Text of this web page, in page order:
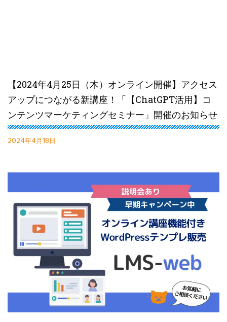
【2024年4月25日（木）オンライン開催】アクセス
アップにつながる新講座！「【ChatGPT活用】コ
ンテンツマーケティングセミナー」開催のお知らせ
2024年4月18日